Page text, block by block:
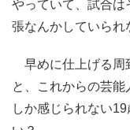
やっていて、試合は
張なんかしていられ
早めに仕上げる周
と、これからの芸
しか感じられない